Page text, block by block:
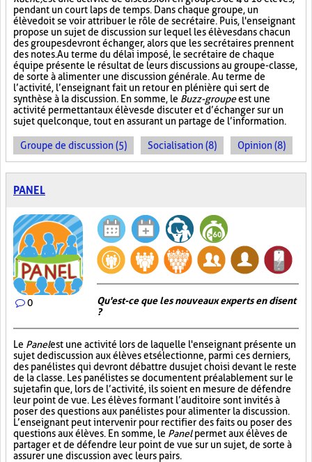
pendant un court laps de temps. Dans chaque groupe, un
élève doit se voir attribuer le rôle de secrétaire. Puis, l'enseignant
propose un sujet de discussion sur lequel les élèves dans chacun
des groupes devront échanger, alors que les secrétaires prennent
des notes. Au terme du délai imposé, le secrétaire de chaque
équipe présente le résultat de leurs discussions au groupe-classe,
de sorte à alimenter une discussion générale. Au terme de
l’activité, l’enseignant fait un retour en plénière qui sert de
synthèse à la discussion. En somme, le Buzz-groupeest une
activité permettant aux élèves de discuter et d’échanger sur un
sujet quelconque, tout en assurant un partage de l’information.
Groupe de discussion (5) Socialisation (8) Opinion (8)
PANEL
0
Qu'est-ce que les nouveaux experts en disent
?
Le Panelest une activité lors de laquelle l'enseignant présente un
sujet de discussion aux élèves et sélectionne, parmi ces derniers,
des panélistes qui devront débattre du sujet choisi devant le reste
de la classe. Les panélistes se documentent préalablement sur le
sujet afin que, lors de l’activité, ils soient en mesure de défendre
leur point de vue. Les élèves formant l’auditoire sont invités à
poser des questions aux panélistes pour alimenter la discussion.
L’enseignant peut intervenir pour rectifier des faits ou poser des
questions aux élèves. En somme, le Panelpermet aux élèves de
partager et de défendre leur point de vue sur un sujet, de sorte à
assurer une discussion avec leurs pairs.